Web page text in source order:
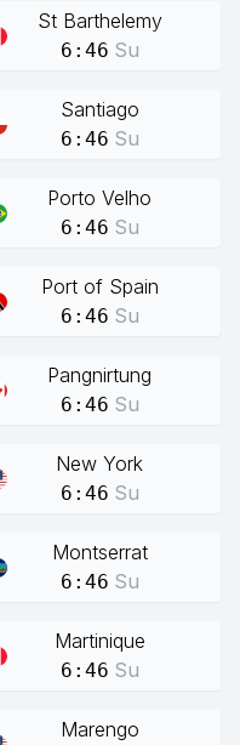
St Barthelemy
6:46 Su
Santiago
6:46 Su
Porto Velho
6:46 Su
Port of Spain
6:46 Su
Pangnirtung
6:46 Su
New York
6:46 Su
Montserrat
6:46 Su
Martinique
6:46 Su
Marengo